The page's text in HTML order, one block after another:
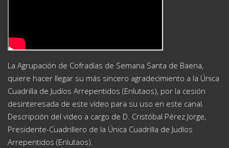
La Agrupación de Cofradías de Semana Santa de Baena,
quiere hacer llegar su más sincero agradecimiento a la Única
Cuadrilla de Judíos Arrepentidos (Enlutaos), por la cesión
desinteresada de este vídeo para su uso en este canal.
Descripción del video a cargo de D. Cristóbal Pérez Jorge,
Presidente-Cuadrillero de la Única Cuadrilla de Judíos
Arrepentidos (Enlutaos).